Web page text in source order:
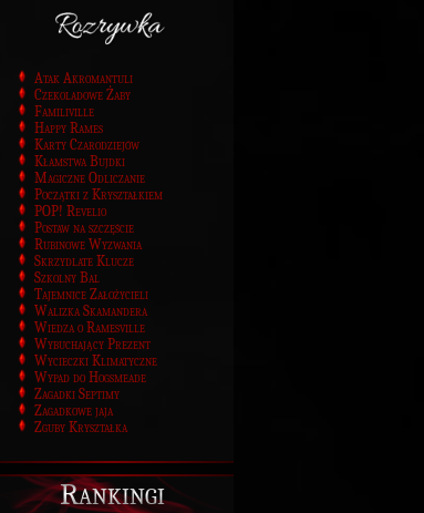
Atak Akromantuli
Czekoladowe Żaby
Familiville
Happy Rames
Karty Czarodziejów
Kłamstwa Bujdki
Magiczne Odliczanie
Początki z Kryształkiem
POP! Revelio
Postaw na szczęście
Rubinowe Wyzwania
Skrzydlate Klucze
Szkolny Bal
Tajemnice Założycieli
Walizka Skamandera
Wiedza o Ramesville
Wybuchający Prezent
Wycieczki Klimatyczne
Wypad do Hogsmeade
Zagadki Septimy
Zagadkowe jaja
Zguby Kryształka
Rankingi